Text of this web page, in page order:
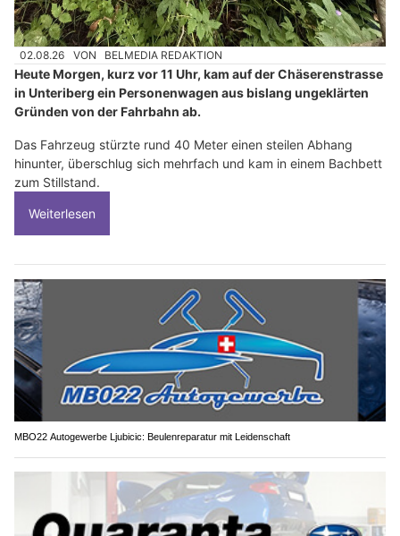
02.08.26 VON BELMEDIA REDAKTION
Heute Morgen, kurz vor 11 Uhr, kam auf der Chäserenstrasse
in Unteriberg ein Personenwagen aus bislang ungeklärten
Gründen von der Fahrbahn ab.
Das Fahrzeug stürzte rund 40 Meter einen steilen Abhang
hinunter, überschlug sich mehrfach und kam in einem Bachbett
zum Stillstand.
Weiterlesen
MBO22 Autogewerbe Ljubicic: Beulenreparatur mit Leidenschaft